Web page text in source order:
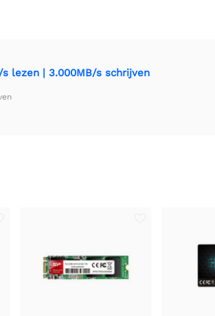
lezen | 3.000MB/s schrijven